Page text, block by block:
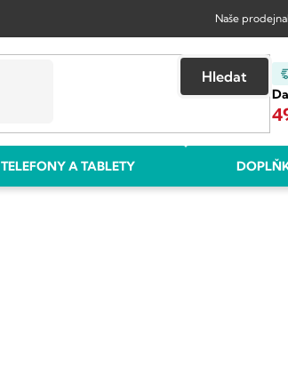
Naše prodejna
Hledat
TELEFONY A TABLETY